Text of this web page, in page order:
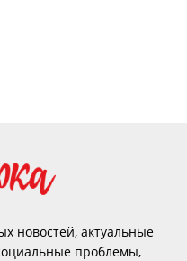
новостей, актуальные
проблемы,